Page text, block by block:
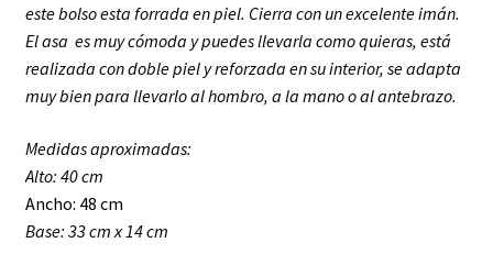
este bolso esta forrada en piel. Cierra con un excelente imán.
El asa es muy cómoda y puedes llevarla como quieras, está
realizada con doble piel y reforzada en su interior, se adapta
muy bien para llevarlo al hombro, a la mano o al antebrazo.
Medidas aproximadas:
Alto: 40 cm
Ancho: 48 cm
Base: 33 cm x 14 cm